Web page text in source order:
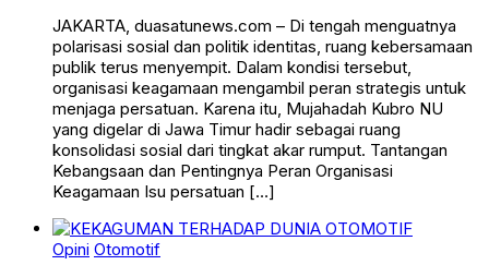
JAKARTA, duasatunews.com – Di tengah menguatnya
polarisasi sosial dan politik identitas, ruang kebersamaan
publik terus menyempit. Dalam kondisi tersebut,
organisasi keagamaan mengambil peran strategis untuk
menjaga persatuan. Karena itu, Mujahadah Kubro NU
yang digelar di Jawa Timur hadir sebagai ruang
konsolidasi sosial dari tingkat akar rumput. Tantangan
Kebangsaan dan Pentingnya Peran Organisasi
Keagamaan Isu persatuan […]
Opini Otomotif